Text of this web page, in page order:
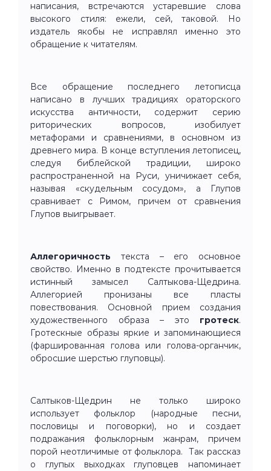
написания, встречаются устаревшие слова
высокого стиля: ежели, сей, таковой. Но
издатель якобы не исправлял именно это
обращение к читателям.
Все обращение последнего летописца
написано в лучших традициях ораторского
искусства античности, содержит серию
риторических вопросов, изобилует
метафорами и сравнениями, в основном из
древнего мира. В конце вступления летописец,
следуя библейской традиции, широко
распространенной на Руси, уничижает себя,
называя «скудельным сосудом», а Глупов
сравнивает с Римом, причем от сравнения
Глупов выигрывает.
Аллегоричность текста – его основное
свойство. Именно в подтексте прочитывается
истинный замысел Салтыкова-Щедрина.
Аллегорией пронизаны все пласты
повествования. Основной прием создания
художественного образа – это гротеск.
Гротескные образы яркие и запоминающиеся
(фаршированная голова или голова-органчик,
обросшие шерстью глуповцы).
Салтыков-Щедрин не только широко
использует фольклор (народные песни,
пословицы и поговорки), но и создает
подражания фольклорным жанрам, причем
порой неотличимые от фольклора. Так рассказ
о глупых выходках глуповцев напоминает